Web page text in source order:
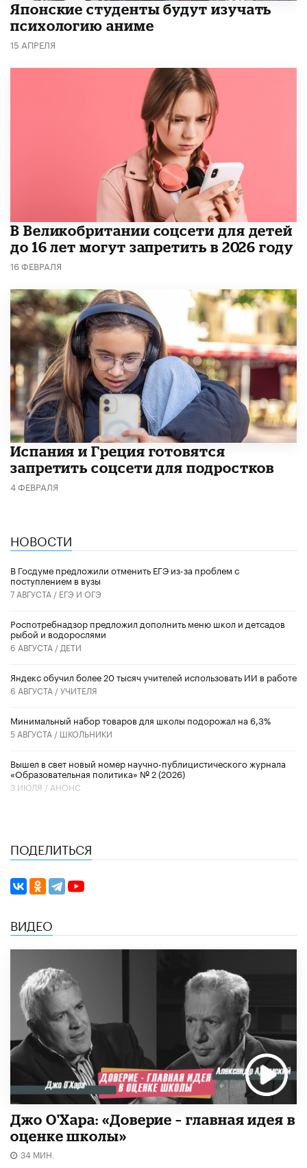
Японские студенты будут изучать
психологию аниме
15 АПРЕЛЯ
В Великобритании соцсети для детей
до 16 лет могут запретить в 2026 году
16 ФЕВРАЛЯ
Испания и Греция готовятся
запретить соцсети для подростков
4 ФЕВРАЛЯ
НОВОСТИ
В Госдуме предложили отменить ЕГЭ из-за проблем с
поступлением в вузы
7 АВГУСТА / ЕГЭ И ОГЭ
Роспотребнадзор предложил дополнить меню школ и детсадов
рыбой и водорослями
6 АВГУСТА / ДЕТИ
​Яндекс обучил более 20 тысяч учителей использовать ИИ в работе
6 АВГУСТА /УЧИТЕЛЯ
Минимальный набор товаров для школы подорожал на 6,3%
5 АВГУСТА / ШКОЛЬНИКИ
Вышел в свет новый номер научно-публицистического журнала
«Образовательная политика» № 2 (2026)
3 ИЮЛЯ / АНОНС
ПОДЕЛИТЬСЯ
ВИДЕО
Джо О'Хара: «Доверие – главная идея в
оценке школы»
34 МИН.